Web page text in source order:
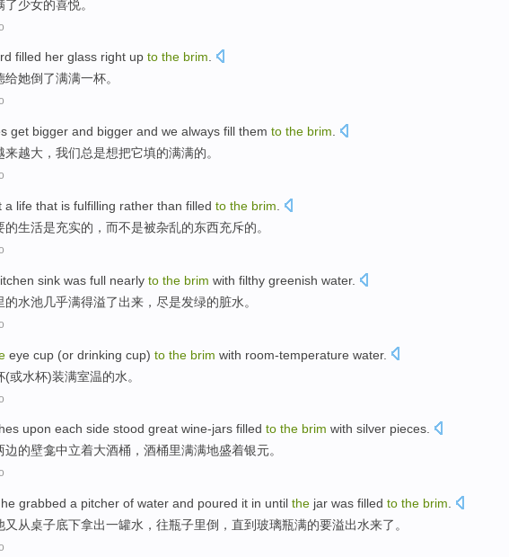
了少女的喜悦。
filled her glass right up to the brim.
给她倒 了满满一杯。
get bigger and bigger and we always fill them to the brim
来越大， 我们总是想把它填的满满的。
a life that is fulfilling rather than filled to the brim
的生活是充实的， 而不是被杂乱的东西充斥的。
sink was full nearly to the brim with filthy greenish water.
的水池几乎满得溢了出来， 尽是发绿的脏水。
eye cup (or drinking cup) to the brim with room-temperature water.
(或水杯)装满室温的水。
upon each side stood great wine-jars filled to the brim with silver pieces.
边的壁龛中立着大酒桶 ，酒桶里满满地盛着银元。
he grabbed a pitcher of water and poured it in until the jar was filled to the brim
又从桌子底下拿出一罐水 ，往瓶子里倒 ， 直到玻璃瓶满的要溢出水来了 。